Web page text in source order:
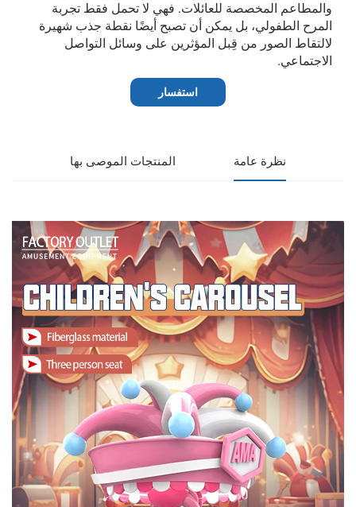
والمطاعم المخصصة للعائلات. فهي لا تحمل فقط تجربة
المرح الطفولي، بل يمكن أن تصبح أيضًا نقطة جذب شهيرة
لالتقاط الصور من قِبل المؤثرين على وسائل التواصل
الاجتماعي.
استفسار
نظرة عامة المنتجات الموصى بها